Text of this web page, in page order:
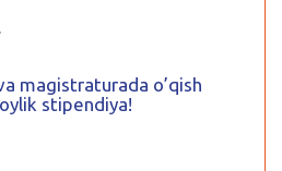
magistraturada o’qish
stipendiya!